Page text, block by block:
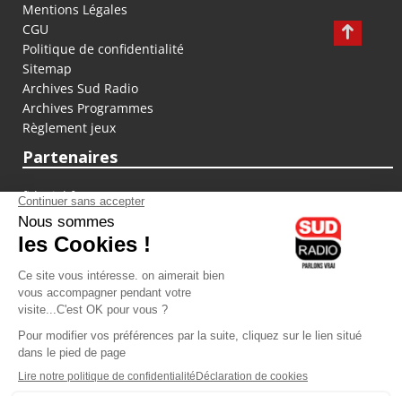
Mentions Légales
CGU
Politique de confidentialité
Sitemap
Archives Sud Radio
Archives Programmes
Règlement jeux
Partenaires
fiducial.fr
lyoncapitale.fr
olympique-et-lyonnais.com
L'application Iphone / Android
Téléchargez l'application
Les cookies